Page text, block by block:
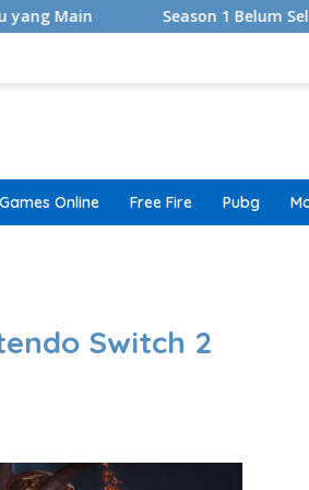
Season 1 Belum Selesai, Adaptasi
Online Free Fire Pubg
Switch 2